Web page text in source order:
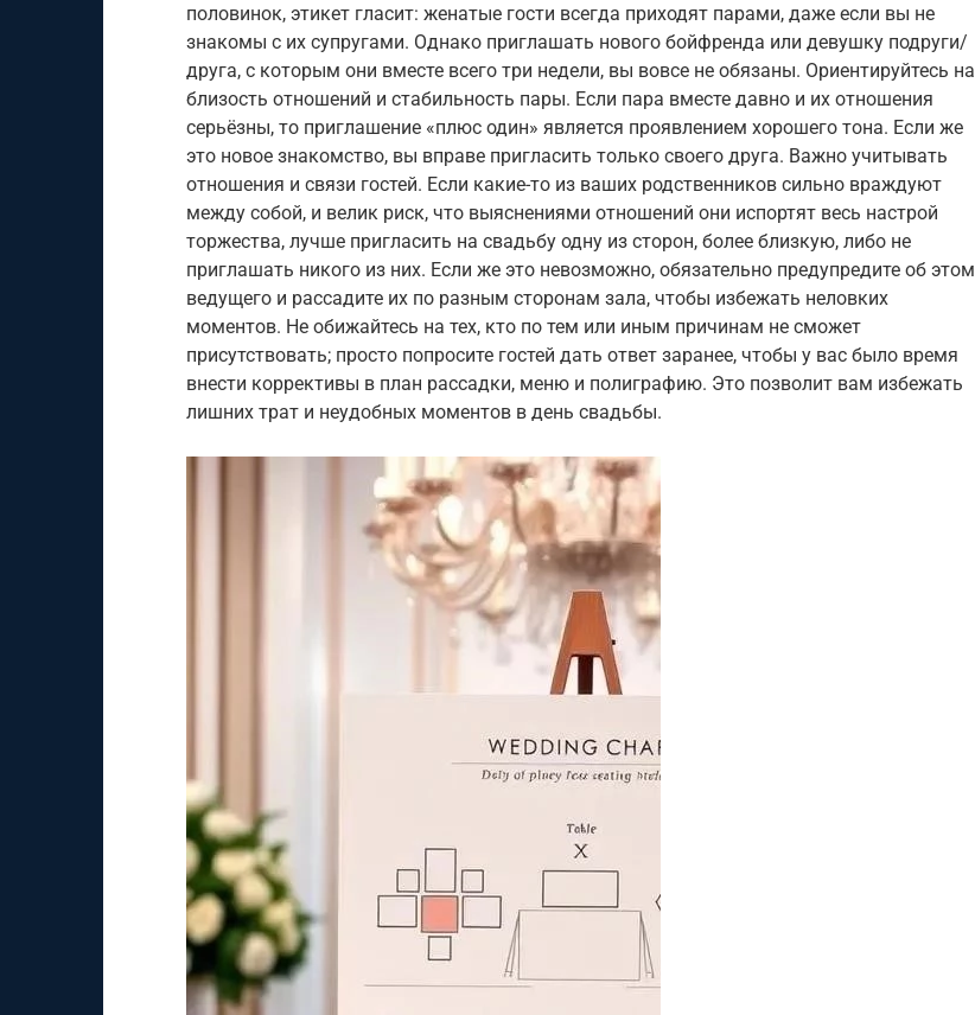
половинок, этикет гласит: женатые гости всегда приходят парами, даже если вы не
знакомы с их супругами. Однако приглашать нового бойфренда или девушку подруги/
друга, с которым они вместе всего три недели, вы вовсе не обязаны. Ориентируйтесь на
близость отношений и стабильность пары. Если пара вместе давно и их отношения
серьёзны, то приглашение «плюс один» является проявлением хорошего тона. Если же
это новое знакомство, вы вправе пригласить только своего друга. Важно учитывать
отношения и связи гостей. Если какие-то из ваших родственников сильно враждуют
между собой, и велик риск, что выяснениями отношений они испортят весь настрой
торжества, лучше пригласить на свадьбу одну из сторон, более близкую, либо не
приглашать никого из них. Если же это невозможно, обязательно предупредите об этом
ведущего и рассадите их по разным сторонам зала, чтобы избежать неловких
моментов. Не обижайтесь на тех, кто по тем или иным причинам не сможет
присутствовать; просто попросите гостей дать ответ заранее, чтобы у вас было время
внести коррективы в план рассадки, меню и полиграфию. Это позволит вам избежать
лишних трат и неудобных моментов в день свадьбы.